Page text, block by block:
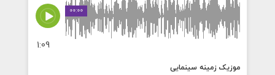
00:00
1:09
موزیک زمینه سینمایی